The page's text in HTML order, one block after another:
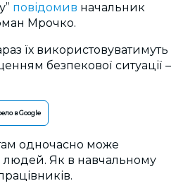
повідомив начальник
Мрочко.
їх використовуватимуть
безпекової ситуації –
в Google
одночасно може
людей. Як в навчальному